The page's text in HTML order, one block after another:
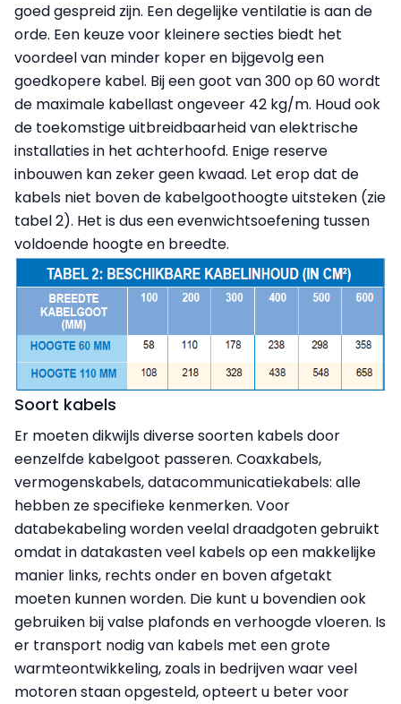
goed gespreid zijn. Een degelijke ventilatie is aan de
orde. Een keuze voor kleinere secties biedt het
voordeel van minder koper en bijgevolg een
goedkopere kabel. Bij een goot van 300 op 60 wordt
de maximale kabellast ongeveer 42 kg/m. Houd ook
de toekomstige uitbreidbaarheid van elektrische
installaties in het achterhoofd. Enige reserve
inbouwen kan zeker geen kwaad. Let erop dat de
kabels niet boven de kabelgoothoogte uitsteken (zie
tabel 2). Het is dus een evenwichtsoefening tussen
voldoende hoogte en breedte.
Soort kabels
Er moeten dikwijls diverse soorten kabels door
eenzelfde kabelgoot passeren. Coaxkabels,
vermogenskabels, datacommunicatiekabels: alle
hebben ze specifieke kenmerken. Voor
databekabeling worden veelal draadgoten gebruikt
omdat in datakasten veel kabels op een makkelijke
manier links, rechts onder en boven afgetakt
moeten kunnen worden. Die kunt u bovendien ook
gebruiken bij valse plafonds en verhoogde vloeren. Is
er transport nodig van kabels met een grote
warmteontwikkeling, zoals in bedrijven waar veel
motoren staan opgesteld, opteert u beter voor